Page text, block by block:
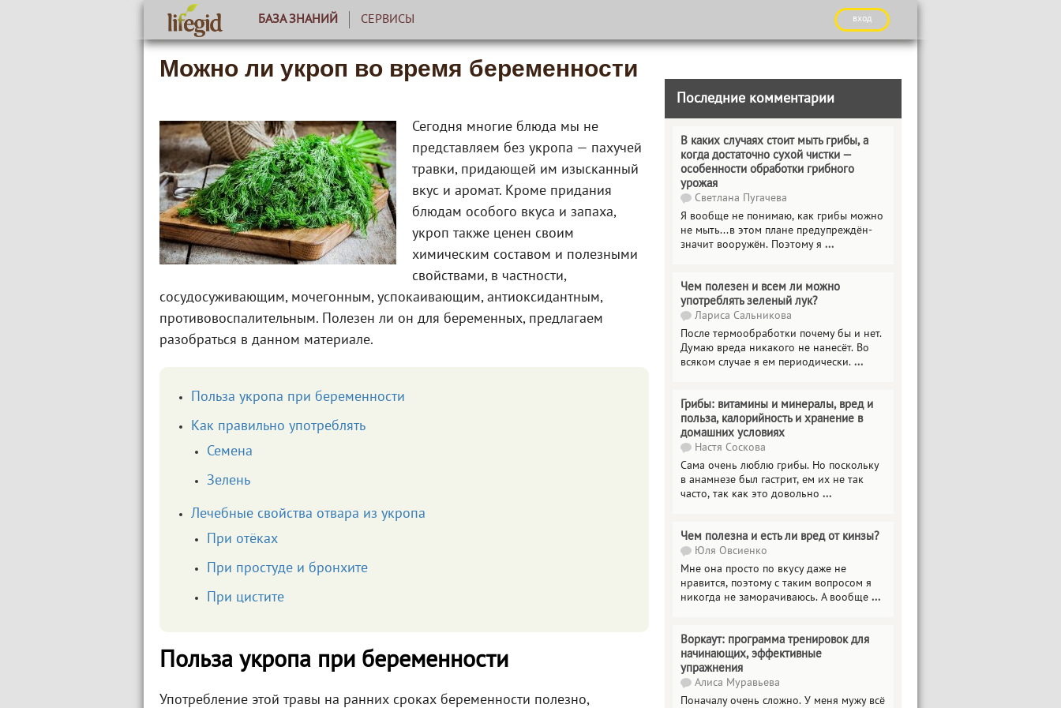
БАЗА ЗНАНИЙ СЕРВИСЫ вход
Можно ли укроп во время беременности
Сегодня многие блюда мы не
представляем без укропа — пахучей
травки, придающей им изысканный
вкус и аромат. Кроме придания
блюдам особого вкуса и запаха,
укроп также ценен своим
химическим составом и полезными
свойствами, в частности,
сосудосуживающим, мочегонным, успокаивающим, антиоксидантным,
противовоспалительным. Полезен ли он для беременных, предлагаем
разобраться в данном материале.
Польза укропа при беременности
Как правильно употреблять
Семена
Зелень
Лечебные свойства отвара из укропа
При отёках
При простуде и бронхите
При цистите
Польза укропа при беременности
Употребление этой травы на ранних сроках беременности полезно,
Последние комментарии
В каких случаях стоит мыть грибы, а
когда достаточно сухой чистки —
особенности обработки грибного
урожая
Светлана Пугачева
Я вообще не понимаю, как грибы можно
не мыть...в этом плане предупреждён-
значит вооружён. Поэтому я ...
Чем полезен и всем ли можно
употреблять зеленый лук?
Лариса Сальникова
После термообработки почему бы и нет.
Думаю вреда никакого не нанесёт. Во
всяком случае я ем периодически. ...
Грибы: витамины и минералы, вред и
польза, калорийность и хранение в
домашних условиях
Настя Соскова
Сама очень люблю грибы. Но поскольку
в анамнезе был гастрит, ем их не так
часто, так как это довольно ...
Чем полезна и есть ли вред от кинзы?
Юля Овсиенко
Мне она просто по вкусу даже не
нравится, поэтому с таким вопросом я
никогда не заморачиваюсь. А вообще ...
Воркаут: программа тренировок для
начинающих, эффективные
упражнения
Алиса Муравьева
Поначалу очень сложно. У меня мужу всё